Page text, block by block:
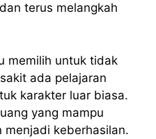
terus melangkah
memilih untuk tidak
ada pelajaran
karakter luar biasa.
yang mampu
menjadi keberhasilan.